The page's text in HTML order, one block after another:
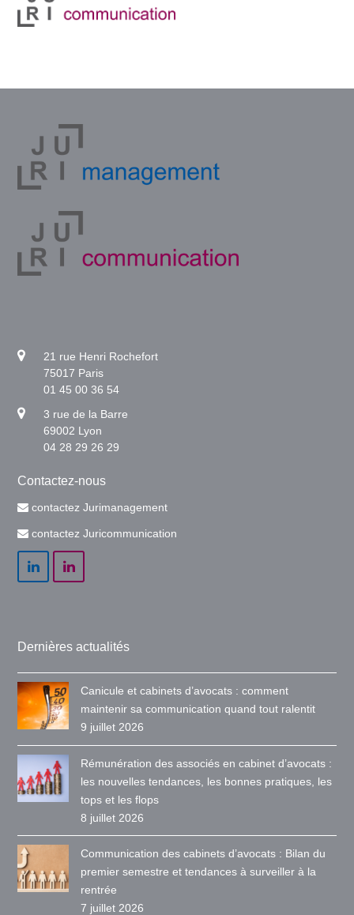
21 rue Henri Rochefort
75017 Paris
01 45 00 36 54
3 rue de la Barre
69002 Lyon
04 28 29 26 29
Contactez-nous
contactez Jurimanagement
contactez Juricommunication
LinkedInLinkedIn
Dernières actualités
Canicule et cabinets d’avocats : comment
maintenir sa communication quand tout ralentit
9 juillet 2026
Rémunération des associés en cabinet d’avocats :
les nouvelles tendances, les bonnes pratiques, les
tops et les flops
8 juillet 2026
Communication des cabinets d’avocats : Bilan du
premier semestre et tendances à surveiller à la
rentrée
7 juillet 2026